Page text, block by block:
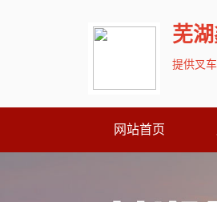
芜
提供叉
网站首页